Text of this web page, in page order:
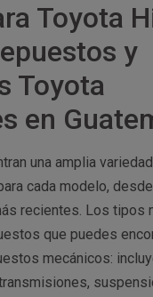
Toyota
y
Toyota
en
una amplia
cada modelo,
recientes. Los tipos
que puedes
mecánicos: